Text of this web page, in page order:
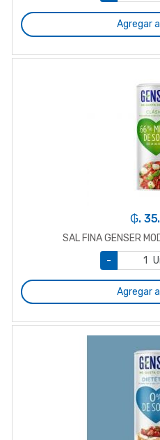
Agregar
₲.
SAL FINA GENSER
-
Agregar